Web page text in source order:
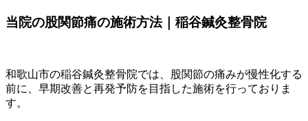
当院の股関節痛の施術方法｜稲谷鍼灸整骨院
和歌山市の稲谷鍼灸整骨院では、股関節の痛みが慢性化する
前に、早期改善と再発予防を目指した施術を行っておりま
す。